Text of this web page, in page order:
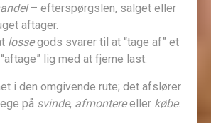
– efterspørgslen, salget eller
aftager.
lossegods svarer til at “tage af” et
lig med at fjerne last.
i den omgivende rute; det afslører
på svinde, afmontereeller købe.